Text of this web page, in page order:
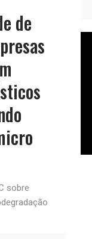
de
sobre